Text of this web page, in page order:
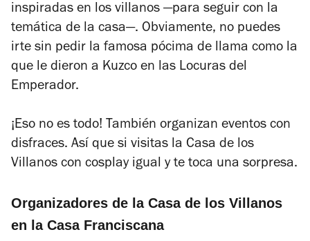
inspiradas en los villanos —para seguir con la
temática de la casa—. Obviamente, no puedes
irte sin pedir la famosa pócima de llama como la
que le dieron a Kuzco en las Locuras del
Emperador.
¡Eso no es todo! También organizan eventos con
disfraces. Así que si visitas la Casa de los
Villanos con cosplay igual y te toca una sorpresa.
Organizadores de la Casa de los Villanos
en la Casa Franciscana